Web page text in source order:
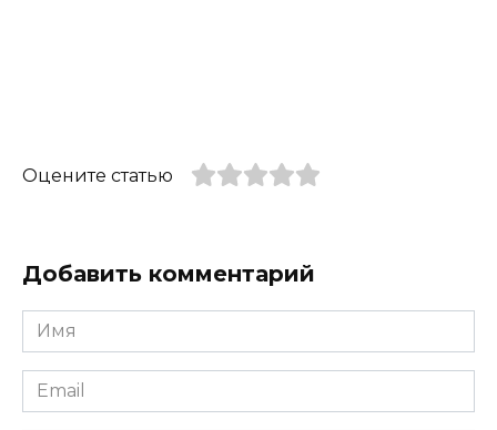
Оцените статью
Добавить комментарий
Имя
*
Email
*